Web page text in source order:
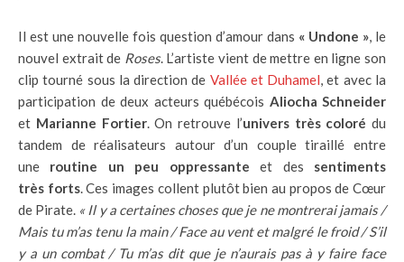
Il est une nouvelle fois question d’amour dans « Undone », le
nouvel extrait de Roses. L’artiste vient de mettre en ligne son
clip tourné sous la direction de Vallée et Duhamel, et avec la
participation de deux acteurs québécois Aliocha Schneider
et Marianne Fortier. On retrouve l’univers très coloré du
tandem de réalisateurs autour d’un couple tiraillé entre
une routine un peu oppressante et des sentiments
très forts. Ces images collent plutôt bien au propos de Cœur
de Pirate. « Il y a certaines choses que je ne montrerai jamais /
Mais tu m’as tenu la main / Face au vent et malgré le froid / S’il
y a un combat / Tu m’as dit que je n’aurais pas à y faire face